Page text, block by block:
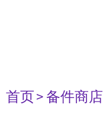
首页> 备件商店